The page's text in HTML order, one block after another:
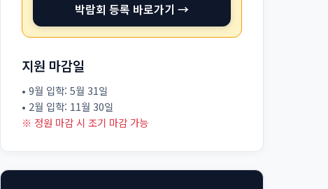
박람회 등록 바로가기 →
지원 마감일
• 9월 입학: 5월 31일
• 2월 입학: 11월 30일
※ 정원 마감 시 조기 마감 가능